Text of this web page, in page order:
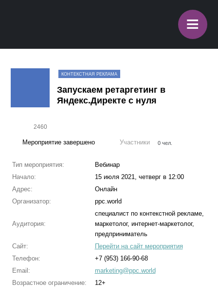
≡
КОНТЕКСТНАЯ РЕКЛАМА
Запускаем ретаргетинг в
Яндекс.Директе с нуля
2460
Мероприятие завершено Участники 0 чел.
Тип мероприятия:
Вебинар
Начало:
15 июля 2021, четверг в 12:00
Адрес:
Онлайн
Организатор:
ppc.world
Аудитория:
специалист по контекстной рекламе,
маркетолог, интернет-маркетолог,
предприниматель
Сайт:
Перейти на сайт мероприятия
Телефон:
+7 (953) 166-90-68
Email:
marketing@ppc.world
Возрастное ограничение:
12+